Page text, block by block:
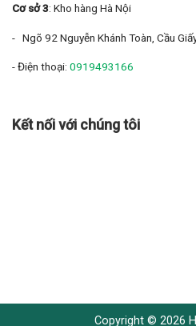
Cơ sở 3: Kho hàng Hà Nội
- Ngõ 92 Nguyễn Khánh Toàn, Cầu
- Điện thoại: 0919493166
Kết nối với chúng tôi
Copyright © 2026